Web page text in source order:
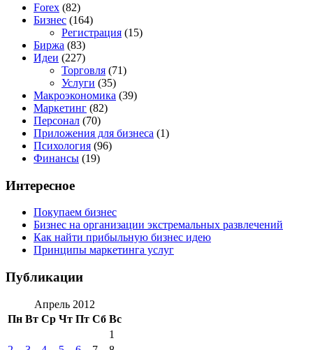
Forex (82)
Бизнес (164)
Регистрация (15)
Биржа (83)
Идеи (227)
Торговля (71)
Услуги (35)
Макроэкономика (39)
Маркетинг (82)
Персонал (70)
Приложения для бизнеса (1)
Психология (96)
Финансы (19)
Интересное
Покупаем бизнес
Бизнес на организации экстремальных развлечений
Как найти прибыльную бизнес идею
Принципы маркетинга услуг
Публикации
Апрель 2012
Пн Вт Ср Чт Пт Сб Вс
1